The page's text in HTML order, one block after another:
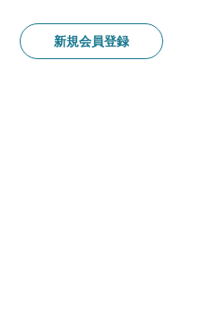
新規会員登録